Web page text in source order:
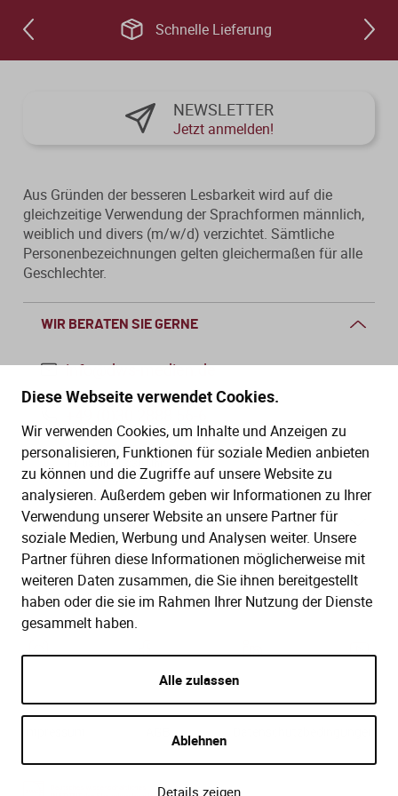
Diese Webseite verwendet Cookies.
Wir verwenden Cookies, um Inhalte und Anzeigen zu
personalisieren, Funktionen für soziale Medien anbieten
zu können und die Zugriffe auf unsere Website zu
analysieren. Außerdem geben wir Informationen zu Ihrer
Verwendung unserer Website an unsere Partner für
soziale Medien, Werbung und Analysen weiter. Unsere
Partner führen diese Informationen möglicherweise mit
weiteren Daten zusammen, die Sie ihnen bereitgestellt
haben oder die sie im Rahmen Ihrer Nutzung der Dienste
gesammelt haben.
Alle zulassen
Ablehnen
Details zeigen
Schnelle Lieferung
WIR BERATEN SIE GERNE
info@dws-medien.de
Mo.–Do. 08:00–16:00 Uhr
Fr. 08:00–13:30 Uhr
SERVICE
Hilfe (FAQ)
Gesetze
Kontakt
Kontakt
KAUF UND BESTELLUNG
Versand und Lieferung
NEWSLETTER
Jetzt anmelden!
Aus Gründen der besseren Lesbarkeit wird auf die
gleichzeitige Verwendung der Sprachformen männlich,
weiblich und divers (m/w/d) verzichtet. Sämtliche
Personenbezeichnungen gelten gleichermaßen für alle
Geschlechter.